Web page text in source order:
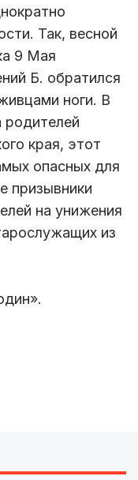
Так, весной
9 Мая
Б. обратился
ноги. В
края, этот
опасных для
призывники
на унижения
из